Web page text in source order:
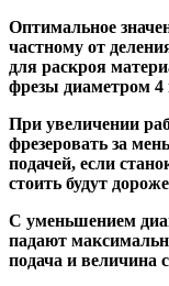
Оптимальное
частному от
для раскроя
фрезы диаметром
При увеличении
фрезеровать за
подачей, если
стоить будут
С уменьшением
падают
подача и величина